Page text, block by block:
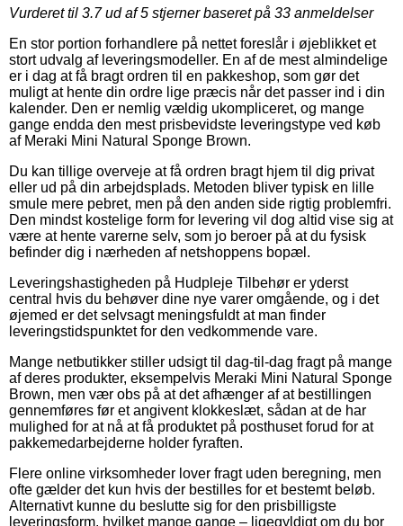
Vurderet til 3.7ud af 5 stjerner baseret på 33 anmeldelser
En stor portion forhandlere på nettet foreslår i øjeblikket et
stort udvalg af leveringsmodeller. En af de mest almindelige
er i dag at få bragt ordren til en pakkeshop, som gør det
muligt at hente din ordre lige præcis når det passer ind i din
kalender. Den er nemlig vældig ukompliceret, og mange
gange endda den mest prisbevidste leveringstype ved køb
af Meraki Mini Natural Sponge Brown.
Du kan tillige overveje at få ordren bragt hjem til dig privat
eller ud på din arbejdsplads. Metoden bliver typisk en lille
smule mere pebret, men på den anden side rigtig problemfri.
Den mindst kostelige form for levering vil dog altid vise sig at
være at hente varerne selv, som jo beroer på at du fysisk
befinder dig i nærheden af netshoppens bopæl.
Leveringshastigheden på Hudpleje Tilbehør er yderst
central hvis du behøver dine nye varer omgående, og i det
øjemed er det selvsagt meningsfuldt at man finder
leveringstidspunktet for den vedkommende vare.
Mange netbutikker stiller udsigt til dag-til-dag fragt på mange
af deres produkter, eksempelvis Meraki Mini Natural Sponge
Brown, men vær obs på at det afhænger af at bestillingen
gennemføres før et angivent klokkeslæt, sådan at de har
mulighed for at nå at få produktet på posthuset forud for at
pakkemedarbejderne holder fyraften.
Flere online virksomheder lover fragt uden beregning, men
ofte gælder det kun hvis der bestilles for et bestemt beløb.
Alternativt kunne du beslutte sig for den prisbilligste
leveringsform, hvilket mange gange – ligegyldigt om du bor